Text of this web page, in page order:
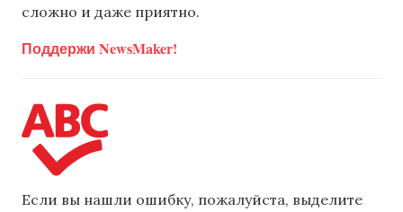
сложно и даже приятно.
Поддержи NewsMaker!
Если вы нашли ошибку, пожалуйста, выделите